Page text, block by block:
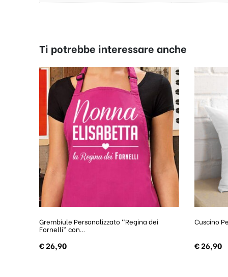
Ti potrebbe interessare anche
Grembiule Personalizzato “Regina dei
Fornelli” con…
€26,90
Cuscino
€26,90